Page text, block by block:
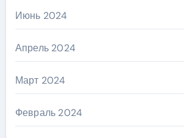
Июнь 2024
Апрель 2024
Март 2024
Февраль 2024